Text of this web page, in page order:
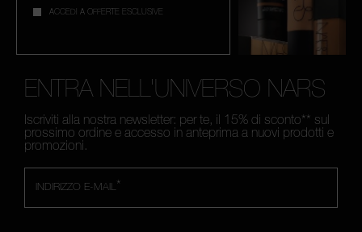
ACCEDI A OFFERTE ESCLUSIVE
ENTRA NELL'UNIVERSO NARS
Iscriviti alla nostra newsletter: per te, il 15% di sconto** sul
prossimo ordine e accesso in anteprima a nuovi prodotti e
promozioni.
*
INDIRIZZO E-MAIL